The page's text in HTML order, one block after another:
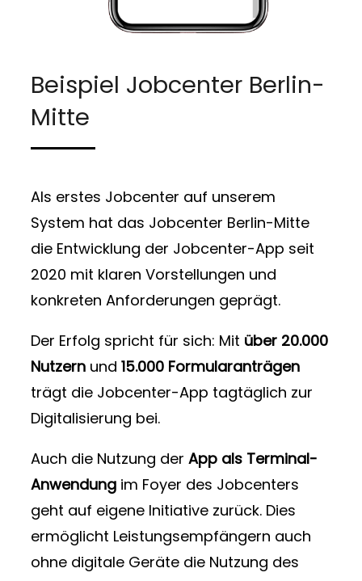
Beispiel Jobcenter Berlin-
Mitte
Als erstes Jobcenter auf unserem
System hat das Jobcenter Berlin-Mitte
die Entwicklung der Jobcenter-App seit
2020 mit klaren Vorstellungen und
konkreten Anforderungen geprägt.
Der Erfolg spricht für sich: Mit über 20.000
Nutzernund 15.000 Formularanträgen
trägt die Jobcenter-App tagtäglich zur
Digitalisierung bei.
Auch die Nutzung der App als Terminal-
Anwendungim Foyer des Jobcenters
geht auf eigene Initiative zurück. Dies
ermöglicht Leistungsempfängern auch
ohne digitale Geräte die Nutzung des